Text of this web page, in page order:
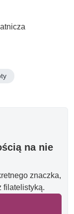
na nie
znaczka,
filatelistyką.